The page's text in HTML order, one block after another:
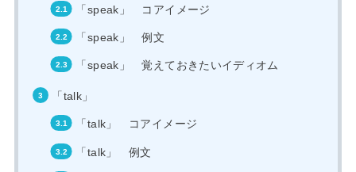
「speak」 コアイメージ
「speak」 例文
「speak」 覚えておきたいイディオム
「talk」
「talk」 コアイメージ
「talk」 例文